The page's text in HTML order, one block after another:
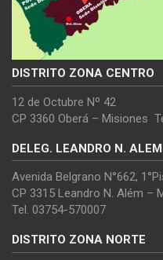
DISTRITO ZONA CENTRO
12 de Octubre Nº 42
CP 3360 Oberá – Misiones
DELEG. LEANDRO N. ALEM
Avenida Belgrano N°662,
CP 3315 Leandro N. Além –
Tel. 03754-570007
DISTRITO ZONA NORTE